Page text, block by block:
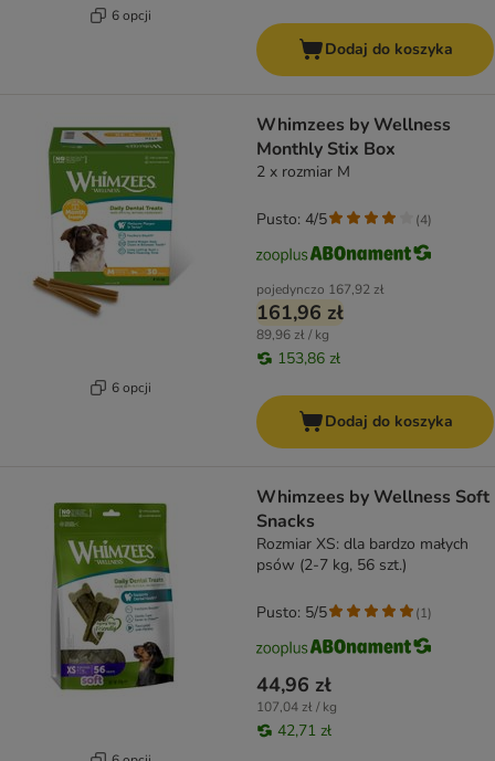
6 opcji
Dodaj do koszyka
6 opcji
Whimzees by Wellness
Monthly Stix Box
2 x rozmiar M
pojedynczo 167,92 zł
161,96 zł
89,96 zł / kg
153,86 zł
Pusto: 4/5 (4)
Dodaj do koszyka
Whimzees by Wellness Soft
Snacks
Rozmiar XS: dla bardzo małych
psów (2-7 kg, 56 szt.)
44,96 zł
107,04 zł / kg
42,71 zł
Pusto: 5/5 (1)